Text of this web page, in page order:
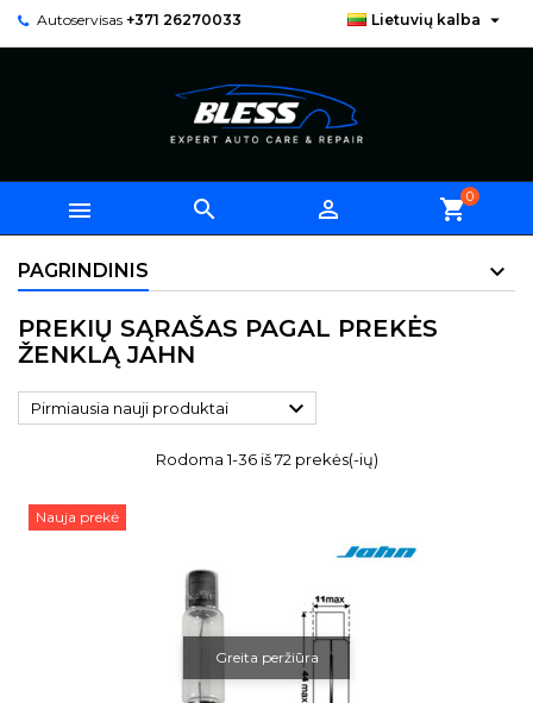
Autoservisas +371 26270033 Lietuvių kalba 
   shopping_cart0
PAGRINDINIS
PREKIŲ SĄRAŠAS PAGAL PREKĖS
ŽENKLĄ JAHN
Pirmiausia nauji produktai 
Rodoma 1-36 iš 72 prekės(-ių)
Nauja prekė
Greita peržiūra